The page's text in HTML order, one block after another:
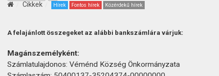
Cikkek Hírek Fontos hírek Közérdekű hírek
A felajánlott összegeket az alábbi bankszámlára várjuk:
Magánszemélyként:
Számlatulajdonos: Véménd Község Önkormányzata